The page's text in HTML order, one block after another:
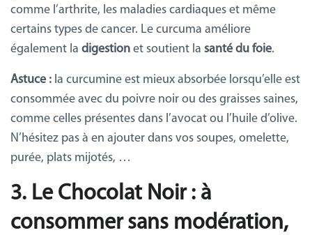
comme l’arthrite, les maladies cardiaques et même
certains types de cancer. Le curcuma améliore
également la digestion et soutient la santé du foie.
Astuce : la curcumine est mieux absorbée lorsqu’elle est
consommée avec du poivre noir ou des graisses saines,
comme celles présentes dans l’avocat ou l’huile d’olive.
N’hésitez pas à en ajouter dans vos soupes, omelette,
purée, plats mijotés, …
3. Le Chocolat Noir : à
consommer sans modération,